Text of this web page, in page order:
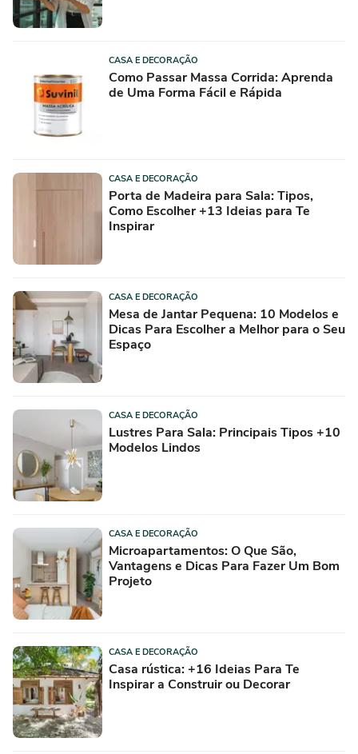
CASA E DECORAÇÃO
Como Passar Massa Corrida: Aprenda
de Uma Forma Fácil e Rápida
CASA E DECORAÇÃO
Porta de Madeira para Sala: Tipos,
Como Escolher +13 Ideias para Te
Inspirar
CASA E DECORAÇÃO
Mesa de Jantar Pequena: 10 Modelos e
Dicas Para Escolher a Melhor para o Seu
Espaço
CASA E DECORAÇÃO
Lustres Para Sala: Principais Tipos +10
Modelos Lindos
CASA E DECORAÇÃO
Microapartamentos: O Que São,
Vantagens e Dicas Para Fazer Um Bom
Projeto
CASA E DECORAÇÃO
Casa rústica: +16 Ideias Para Te
Inspirar a Construir ou Decorar